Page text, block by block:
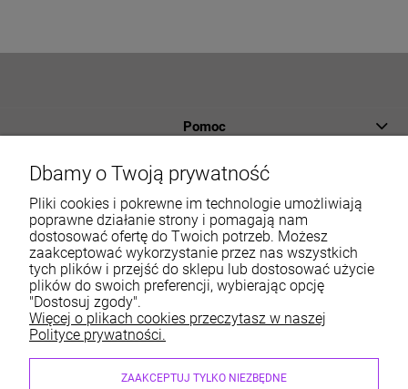
Pomoc
Płatności i dostawa
Informacje
O nas
Moje konto
Sklep internetowy ABM Wyposażamy Sklepy | ul. Dobry
Początek 6, 30-798 Kraków
Dbamy o Twoją prywatność
Pliki cookies i pokrewne im technologie umożliwiają
poprawne działanie strony i pomagają nam
dostosować ofertę do Twoich potrzeb. Możesz
zaakceptować wykorzystanie przez nas wszystkich
tych plików i przejść do sklepu lub dostosować użycie
plików do swoich preferencji, wybierając opcję
"Dostosuj zgody".
Więcej o plikach cookies przeczytasz w naszej
Polityce prywatności.
ZAAKCEPTUJ TYLKO NIEZBĘDNE